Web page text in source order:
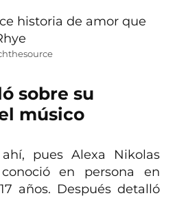
sobre su
músico
pues Alexa Nikolas
en persona en
años. Después detalló